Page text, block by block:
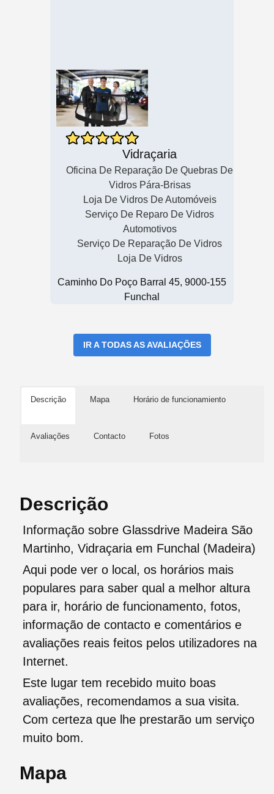
Vidraçaria
Oficina De Reparação De Quebras De
Vidros Pára-Brisas
Loja De Vidros De Automóveis
Serviço De Reparo De Vidros
Automotivos
Serviço De Reparação De Vidros
Loja De Vidros
Caminho Do Poço Barral 45, 9000-155
Funchal
IR A TODAS AS AVALIAÇÕES
Descrição Mapa Horário de funcionamiento
Avaliações Contacto Fotos
Descrição
Informação sobre Glassdrive Madeira São
Martinho, Vidraçaria em Funchal (Madeira)
Aqui pode ver o local, os horários mais
populares para saber qual a melhor altura
para ir, horário de funcionamento, fotos,
informação de contacto e comentários e
avaliações reais feitos pelos utilizadores na
Internet.
Este lugar tem recebido muito boas
avaliações, recomendamos a sua visita.
Com certeza que lhe prestarão um serviço
muito bom.
Mapa